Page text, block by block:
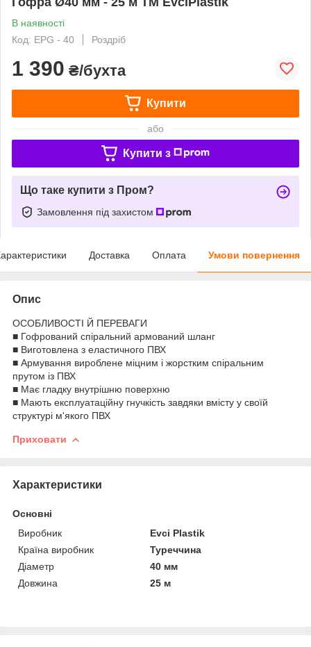
В наявності
Код: EPG - 40
Роздріб
1 390 ₴/бухта
Купити
або
Купити з
Що таке купити з Пром?
Замовлення під захистом
Доставка Оплата Умови повернення
Опис
ОСОБЛИВОСТІ Й ПЕРЕВАГИ
■ Гофрований спіральний армований шланг
■ Виготовлена з еластичного ПВХ
■ Армування вироблене міцним і жорстким спіральним
прутом із ПВХ
■ Має гладку внутрішню поверхню
■ Мають експлуатаційну гнучкість завдяки вмісту у своїй
структурі м'якого ПВХ
Приховати
Характеристики
Основні
Виробник
Evci Plastik
Країна виробник
Туреччина
Діаметр
40 мм
Довжина
25 м